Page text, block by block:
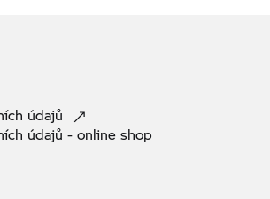
údajů
údajů - online shop